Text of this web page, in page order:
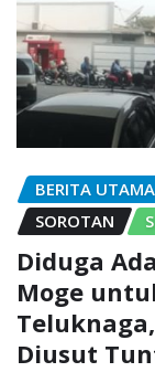
BERITA UTAMA
SOROTAN
Diduga
Moge
Diusut